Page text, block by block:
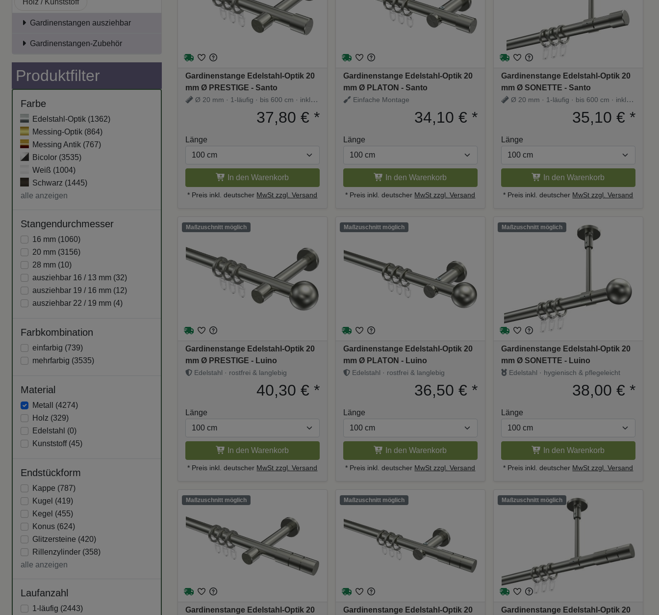
Holz / Kunststoff
Gardinenstangen ausziehbar
Gardinenstangen-Zubehör
Produktfilter
Farbe
Edelstahl-Optik (1362)
Messing-Optik (864)
Messing Antik (767)
Bicolor (3535)
Weiß (1004)
Schwarz (1445)
alle anzeigen
Stangendurchmesser
16 mm (1060)
20 mm (3156)
28 mm (10)
ausziehbar 16 / 13 mm (32)
ausziehbar 19 / 16 mm (12)
ausziehbar 22 / 19 mm (4)
Farbkombination
einfarbig (739)
mehrfarbig (3535)
Material
Metall (4274)
Holz (329)
Edelstahl (0)
Kunststoff (45)
Endstückform
Kappe (787)
Kugel (419)
Kegel (455)
Konus (624)
Glitzersteine (420)
Rillenzylinder (358)
alle anzeigen
Laufanzahl
1-läufig (2443)
Gardinenstange Edelstahl-Optik 20
mm Ø PRESTIGE - Santo
Ø 20 mm · 1-läufig · bis 600 cm · inkl.
37,80 € *
Länge
In den Warenkorb
* Preis inkl. deutscher MwSt zzgl. Versand
Gardinenstange Edelstahl-Optik 20
mm Ø PLATON - Santo
Einfache Montage
34,10 € *
Länge
In den Warenkorb
* Preis inkl. deutscher MwSt zzgl. Versand
Gardinenstange Edelstahl-Optik 20
mm Ø SONETTE - Santo
Ø 20 mm · 1-läufig · bis 600 cm · inkl.
35,10 € *
Länge
In den Warenkorb
* Preis inkl. deutscher MwSt zzgl. Versand
Maßzuschnitt möglich
Gardinenstange Edelstahl-Optik 20
mm Ø PRESTIGE - Luino
Edelstahl · rostfrei & langlebig
40,30 € *
Länge
In den Warenkorb
* Preis inkl. deutscher MwSt zzgl. Versand
Maßzuschnitt möglich
Gardinenstange Edelstahl-Optik 20
mm Ø PLATON - Luino
Edelstahl · rostfrei & langlebig
36,50 € *
Länge
In den Warenkorb
* Preis inkl. deutscher MwSt zzgl. Versand
Maßzuschnitt möglich
Gardinenstange Edelstahl-Optik 20
mm Ø SONETTE - Luino
Edelstahl · hygienisch & pflegeleicht
38,00 € *
Länge
In den Warenkorb
* Preis inkl. deutscher MwSt zzgl. Versand
Maßzuschnitt möglich
Gardinenstange Edelstahl-Optik 20
Maßzuschnitt möglich
Gardinenstange Edelstahl-Optik 20
Maßzuschnitt möglich
Gardinenstange Edelstahl-Optik 20